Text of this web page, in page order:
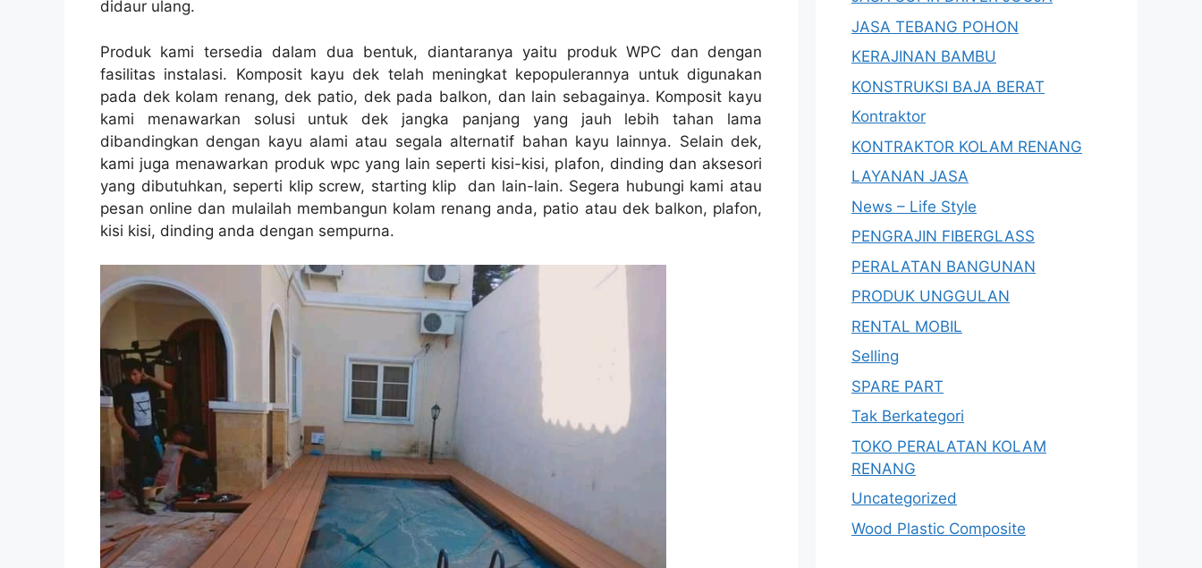
didaur ulang.
Produk kami tersedia dalam dua bentuk, diantaranya yaitu produk WPC dan dengan
fasilitas instalasi. Komposit kayu dek telah meningkat kepopulerannya untuk digunakan
pada dek kolam renang, dek patio, dek pada balkon, dan lain sebagainya. Komposit kayu
kami menawarkan solusi untuk dek jangka panjang yang jauh lebih tahan lama
dibandingkan dengan kayu alami atau segala alternatif bahan kayu lainnya. Selain dek,
kami juga menawarkan produk wpc yang lain seperti kisi-kisi, plafon, dinding dan aksesori
yang dibutuhkan, seperti klip screw, starting klip dan lain-lain. Segera hubungi kami atau
pesan online dan mulailah membangun kolam renang anda, patio atau dek balkon, plafon,
kisi kisi, dinding anda dengan sempurna.
JASA TEBANG POHON
KERAJINAN BAMBU
KONSTRUKSI BAJA BERAT
Kontraktor
KONTRAKTOR KOLAM RENANG
LAYANAN JASA
News – Life Style
PENGRAJIN FIBERGLASS
PERALATAN BANGUNAN
PRODUK UNGGULAN
RENTAL MOBIL
Selling
SPARE PART
Tak Berkategori
TOKO PERALATAN KOLAM
RENANG
Uncategorized
Wood Plastic Composite